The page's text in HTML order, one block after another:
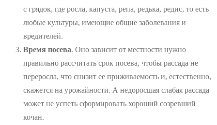
с грядок, где росла, капуста, репа, редька, редис, то есть
любые культуры, имеющие общие заболевания и
вредителей.
Время посева. Оно зависит от местности нужно
правильно рассчитать срок посева, чтобы рассада не
переросла, что снизит ее приживаемость и, естественно,
скажется на урожайности. А недоросшая слабая рассада
может не успеть сформировать хороший созревший
кочан.